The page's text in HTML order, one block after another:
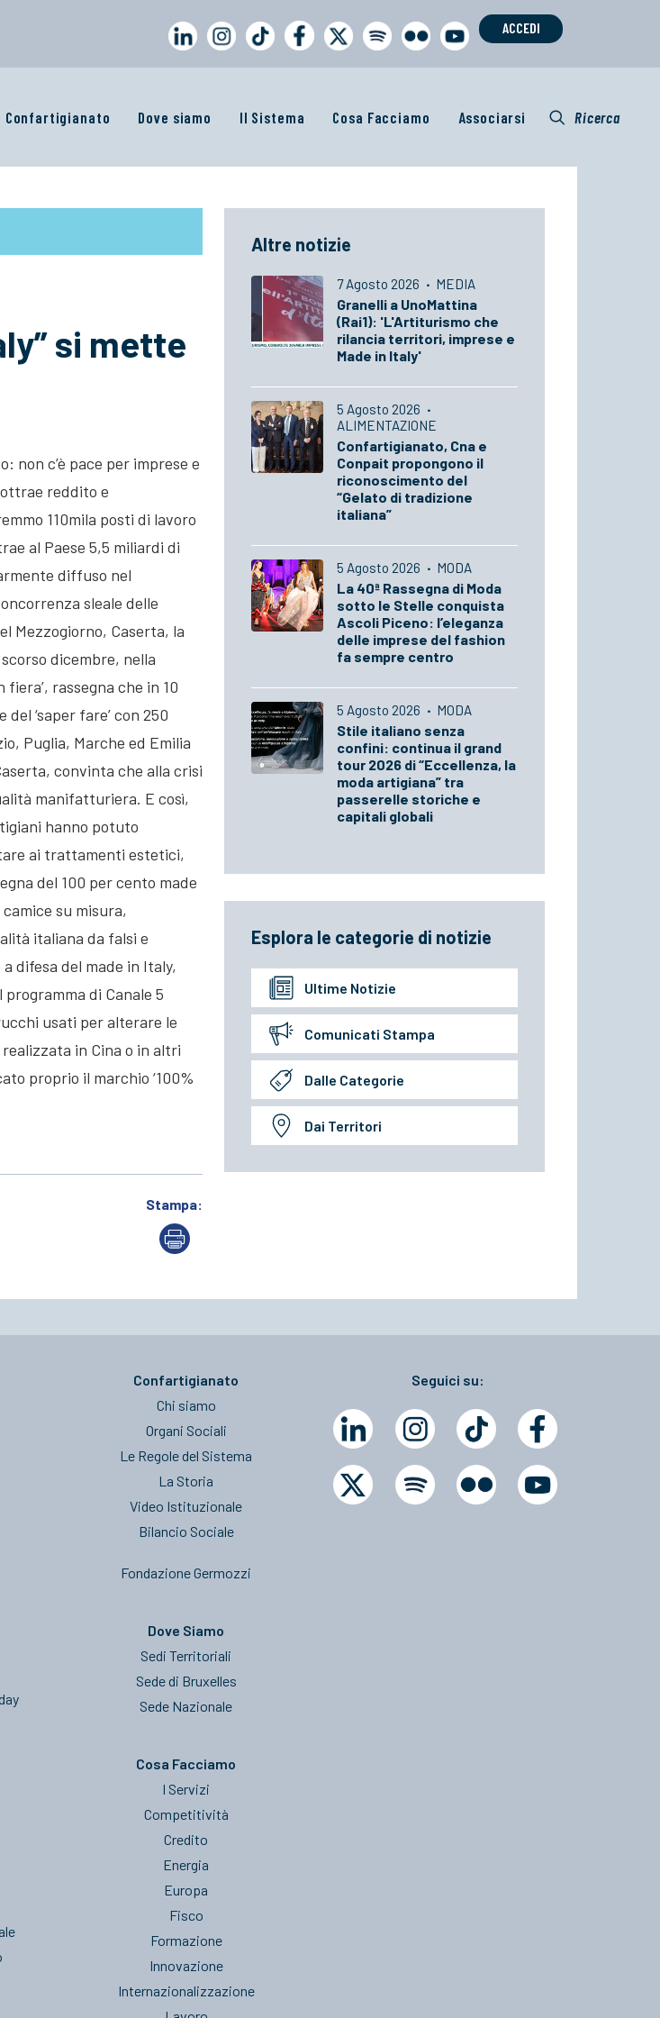
ACCEDI
Confartigianato Dove siamo Il Sistema Cosa Facciamo Associarsi Ricerca
si mette
non c’è pace per imprese e
reddito e
110mila posti di lavoro
al Paese 5,5 miliardi di
diffuso nel
sleale delle
Mezzogiorno, Caserta, la
dicembre, nella
rassegna che in 10
‘saper fare’ con 250
Puglia, Marche ed Emilia
convinta che alla crisi
manifatturiera. E così,
hanno potuto
ai trattamenti estetici,
del 100 per cento made
su misura,
italiana da falsi e
difesa del made in Italy,
di Canale 5
usati per alterare le
in Cina o in altri
proprio il marchio ‘100%
Stampa:
Altre notizie
7 Agosto 2026 · MEDIA
Granelli a UnoMattina
(Rai1): 'L'Artiturismo che
rilancia territori, imprese e
Made in Italy'
5 Agosto 2026 ·
ALIMENTAZIONE
Confartigianato, Cna e
Conpait propongono il
riconoscimento del
“Gelato di tradizione
italiana”
5 Agosto 2026 · MODA
La 40ª Rassegna di Moda
sotto le Stelle conquista
Ascoli Piceno: l’eleganza
delle imprese del fashion
fa sempre centro
5 Agosto 2026 · MODA
Stile italiano senza
confini: continua il grand
tour 2026 di “Eccellenza, la
moda artigiana” tra
passerelle storiche e
capitali globali
Esplora le categorie di notizie
Ultime Notizie
Comunicati Stampa
Dalle Categorie
Dai Territori
Confartigianato
Chi siamo
Organi Sociali
Le Regole del Sistema
La Storia
Video Istituzionale
Bilancio Sociale
Fondazione Germozzi
Dove Siamo
Sedi Territoriali
Sede di Bruxelles
Sede Nazionale
Cosa Facciamo
I Servizi
Competitività
Credito
Energia
Europa
Fisco
Formazione
Innovazione
Internazionalizzazione
Seguici su: